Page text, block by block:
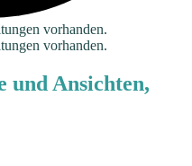
vorhanden.
vorhanden.
und Ansichten,